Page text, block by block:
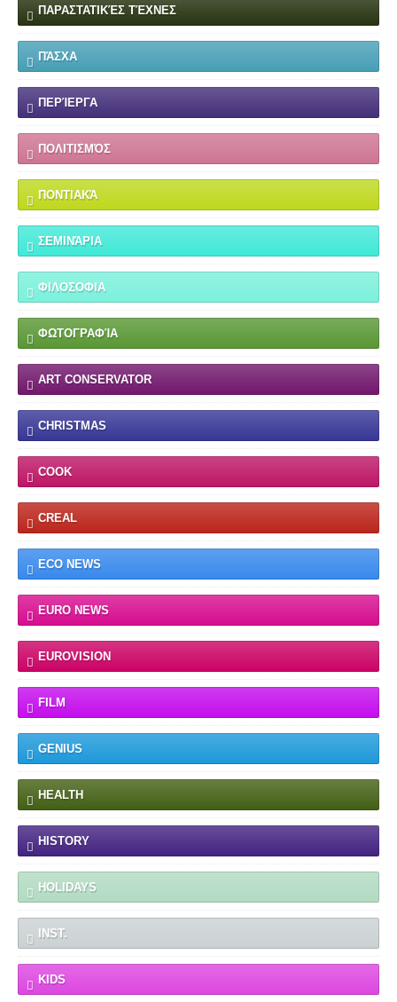
ΠΑΡΑΣΤΑΤΙΚΈΣ ΤΈΧΝΕΣ
ΠΆΣΧΑ
ΠΕΡΊΕΡΓΑ
ΠΟΛΙΤΙΣΜΌΣ
ΠΟΝΤΙΑΚΆ
ΣΕΜΙΝΆΡΙΑ
ΦΙΛΟΣΟΦΙΑ
ΦΩΤΟΓΡΑΦΊΑ
ART CONSERVATOR
CHRISTMAS
COOK
CREAL
ECO NEWS
EURO NEWS
EUROVISION
FILM
GENIUS
HEALTH
HISTORY
HOLIDAYS
INST.
KIDS